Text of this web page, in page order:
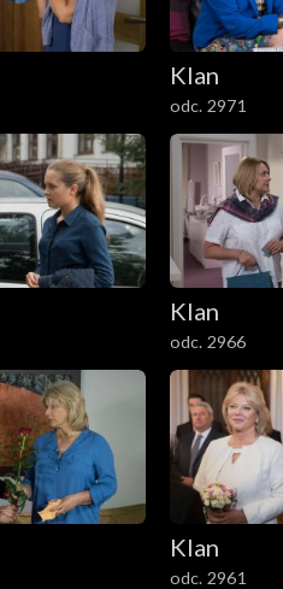
Klan
odc. 2971
Klan
odc. 2966
Klan
odc. 2961